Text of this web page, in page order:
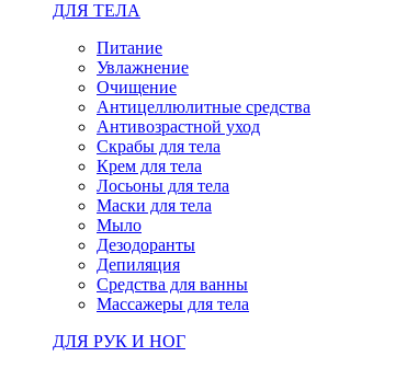
ДЛЯ ТЕЛА
Питание
Увлажнение
Очищение
Антицеллюлитные средства
Антивозрастной уход
Скрабы для тела
Крем для тела
Лосьоны для тела
Маски для тела
Мыло
Дезодоранты
Депиляция
Средства для ванны
Массажеры для тела
ДЛЯ РУК И НОГ